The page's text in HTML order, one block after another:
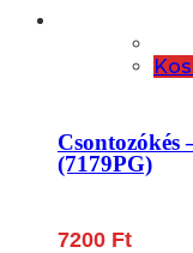
Csontozókés
(7179PG)
7200 Ft